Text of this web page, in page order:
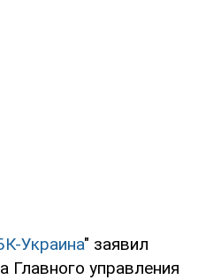
Украина" заявил
Главного управления